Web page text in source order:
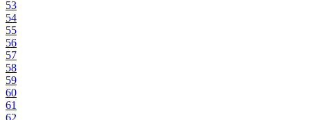
53
54
55
56
57
58
59
60
61
62